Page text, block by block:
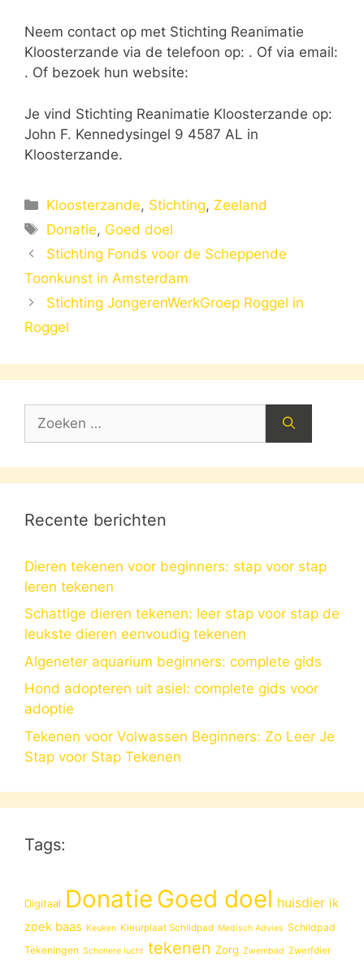
Neem contact op met Stichting Reanimatie
Kloosterzande via de telefoon op: . Of via email:
. Of bezoek hun website:
Je vind Stichting Reanimatie Kloosterzande op:
John F. Kennedysingel 9 4587 AL in
Kloosterzande.
Categorieën
Kloosterzande, Stichting, Zeeland
Tags
Donatie, Goed doel
Stichting Fonds voor de Scheppende
Toonkunst in Amsterdam
Stichting JongerenWerkGroep Roggel in
Roggel
naar:
Recente berichten
Dieren tekenen voor beginners: stap voor stap
leren tekenen
Schattige dieren tekenen: leer stap voor stap de
leukste dieren eenvoudig tekenen
Algeneter aquarium beginners: complete gids
Hond adopteren uit asiel: complete gids voor
adoptie
Tekenen voor Volwassen Beginners: Zo Leer Je
Stap voor Stap Tekenen
Tags:
Digitaal Donatie Goed doel huisdier ik
zoek baas Keuken Kleurplaat Schildpad Medisch Advies Schildpad
Tekeningen Schonere lucht tekenen Zorg Zwembad Zwerfdier